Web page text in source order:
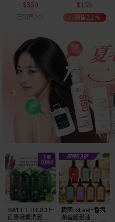
$359
已銷售341
$159
已銷售2.1萬
SWEET TOUCH~
直覺職業洗髮精
韓國 isLeaf~香氛
順盈護髮油